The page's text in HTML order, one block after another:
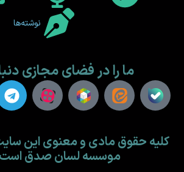
نوشته‌ها
ما را در فضای مجازی
کلیه حقوق مادی و معنوی این
موسسه لسان صدق